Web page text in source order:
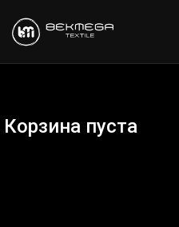
Корзина пуста